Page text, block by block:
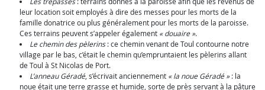
leur location soit employés à dire des messes pour les morts de la
famille donatrice ou plus généralement pour les morts de la paroisse.
Ces terrains peuvent s’appeler également « douaire ».
Le chemin des pèlerins: ce chemin venant de Toul contourne notre
village par le bas, c’était le chemin qu’empruntaient les pèlerins allant
de Toul à St Nicolas de Port.
L’anneau Géradé , s’écrivait anciennement « la noue Géradé »: la
noue était une terre grasse et humide, sorte de près servant à la pâture